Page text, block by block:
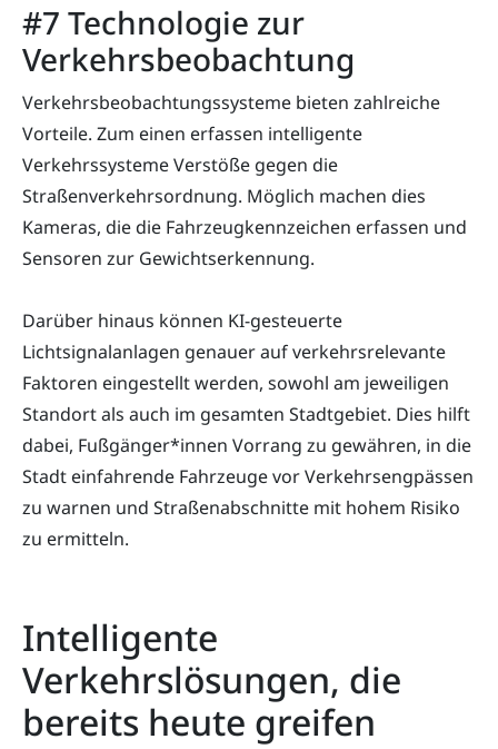
#7 Technologie zur
Verkehrsbeobachtung
Verkehrsbeobachtungssysteme bieten zahlreiche
Vorteile. Zum einen erfassen intelligente
Verkehrssysteme Verstöße gegen die
Straßenverkehrsordnung. Möglich machen dies
Kameras, die die Fahrzeugkennzeichen erfassen und
Sensoren zur Gewichtserkennung.
Darüber hinaus können KI-gesteuerte
Lichtsignalanlagen genauer auf verkehrsrelevante
Faktoren eingestellt werden, sowohl am jeweiligen
Standort als auch im gesamten Stadtgebiet. Dies hilft
dabei, Fußgänger*innen Vorrang zu gewähren, in die
Stadt einfahrende Fahrzeuge vor Verkehrsengpässen
zu warnen und Straßenabschnitte mit hohem Risiko
zu ermitteln.
Intelligente
Verkehrslösungen, die
bereits heute greifen